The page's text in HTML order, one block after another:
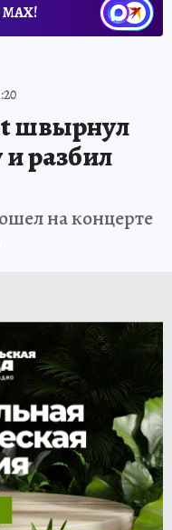
МАХ!
швырнул
разбил
на концерте